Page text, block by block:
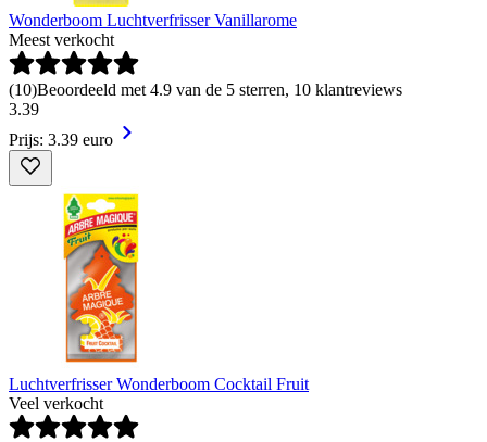
Wonderboom Luchtverfrisser Vanillarome
Meest verkocht
(10)Beoordeeld met 4.9 van de 5 sterren, 10 klantreviews
3.39
Prijs: 3.39 euro
Luchtverfrisser Wonderboom Cocktail Fruit
Veel verkocht